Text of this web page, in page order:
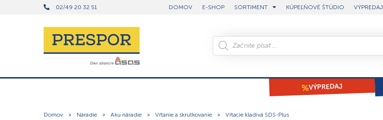
02/49 20 32 51 DOMOV E-SHOP SORTIMENT KÚPEĽŇOVÉ ŠTÚDIO VÝPREDAJ
VÝPREDAJ
Domov » Náradie » Aku náradie » Vŕtanie a skrutkovanie » Vŕtacie kladivá SDS-Plus